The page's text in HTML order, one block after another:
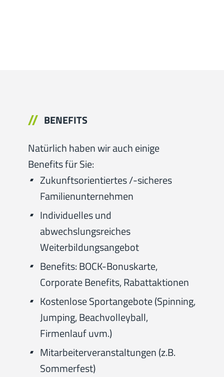
BENEFITS
Natürlich haben wir auch einige
Benefits für Sie:
Zukunftsorientiertes /-sicheres
Familienunternehmen
Individuelles und
abwechslungsreiches
Weiterbildungsangebot
Benefits: BOCK-Bonuskarte,
Corporate Benefits, Rabattaktionen
Kostenlose Sportangebote (Spinning,
Jumping, Beachvolleyball,
Firmenlauf uvm.)
Mitarbeiterveranstaltungen (z.B.
Sommerfest)